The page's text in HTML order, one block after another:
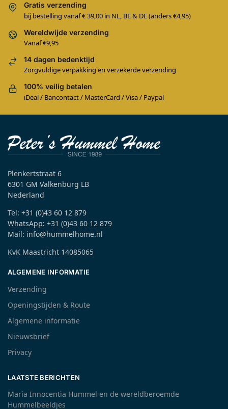
Gratis verzending
bij bestelling vanaf € 39,00 in NL, BE & DE (anders €4,95)
Wereldwijde verzending
Vanaf €9,95
14 dagen bedenktijd
Zorgvuldige verpakking en verzekerde verzending
100% veilig betalen
iDeal / Bancontact / MasterCard / Visa / Paypal
Plenkertstraat 6
6301 GM Valkenburg LB
Nederland
Tel: +31 (0)43 60 12 879
WhatsApp: +31 (0)43 60 12 879
Mail: info@hummelhome.nl
KvK Maastricht 14085065
ALGEMENE INFORMATIE
Verzending
Openingstijden & Route
Algemene informatie
Nieuwsbrief
Privacy
LAATSTE BERICHTEN
Maria Innocentia Hummel en de wereldberoemde
Hummelbeeldjes